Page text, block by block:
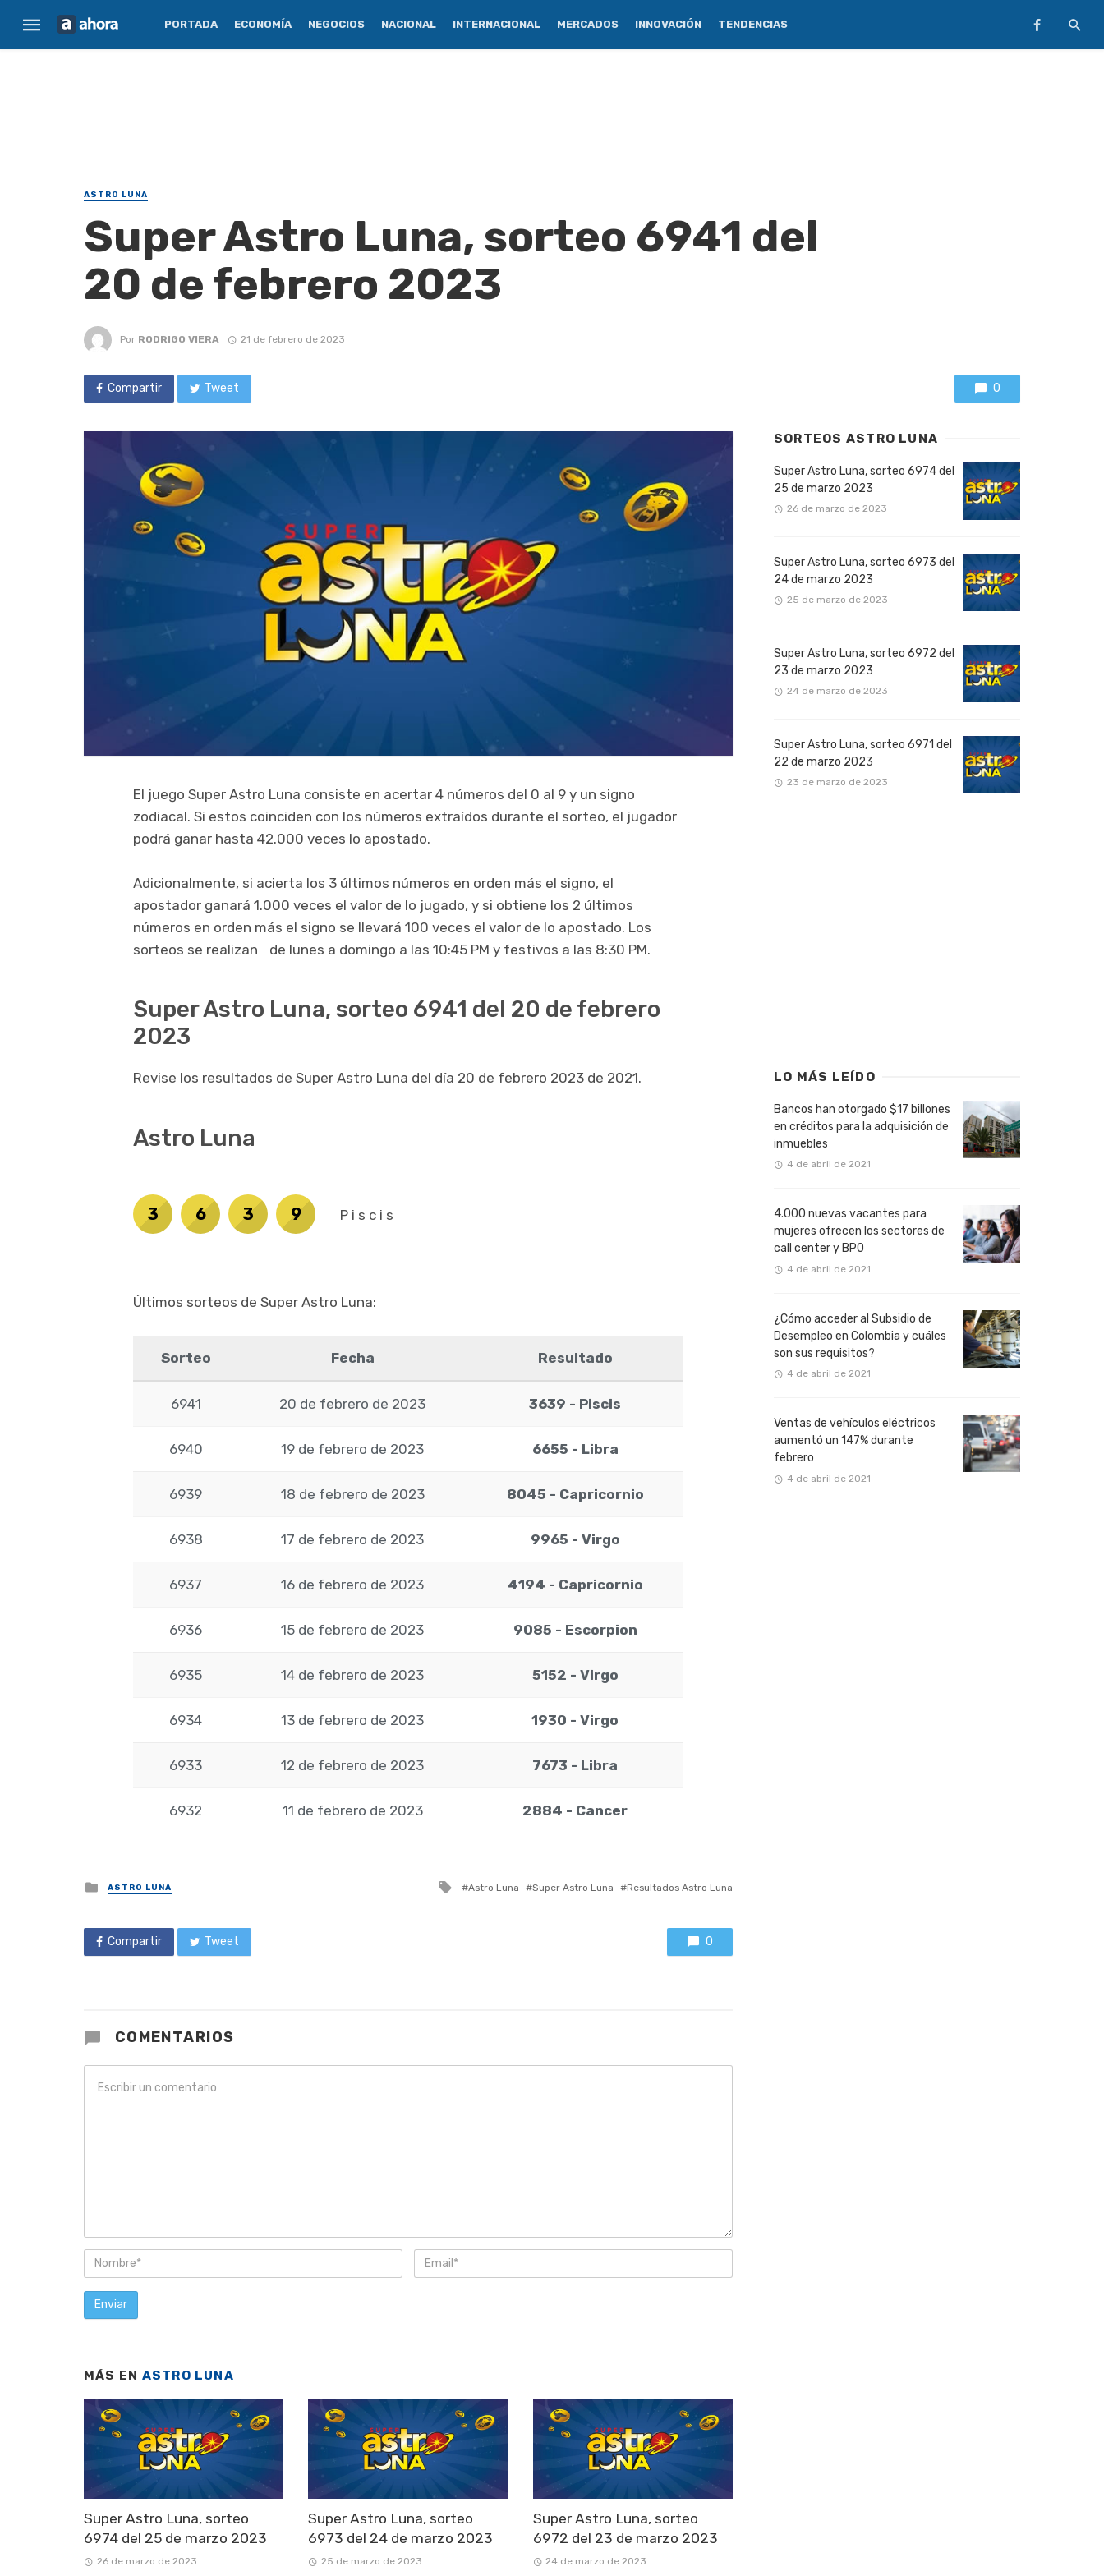
PORTADA ECONOMÍA NEGOCIOS NACIONAL INTERNACIONAL MERCADOS INNOVACIÓN TENDENCIAS
ASTRO LUNA
Super Astro Luna, sorteo 6941 del
20 de febrero 2023
Por RODRIGO VIERA 21 de febrero de 2023
Compartir Tweet 0
El juego Super Astro Luna consiste en acertar 4 números del 0 al 9 y un signo
zodiacal. Si estos coinciden con los números extraídos durante el sorteo, el jugador
podrá ganar hasta 42.000 veces lo apostado.
Adicionalmente, si acierta los 3 últimos números en orden más el signo, el
apostador ganará 1.000 veces el valor de lo jugado, y si obtiene los 2 últimos
números en orden más el signo se llevará 100 veces el valor de lo apostado. Los
sorteos se realizan de lunes a domingo a las 10:45 PM y festivos a las 8:30 PM.
Super Astro Luna, sorteo 6941 del 20 de febrero
2023
Revise los resultados de Super Astro Luna del día 20 de febrero 2023 de 2021.
Astro Luna
3 6 3 9 Piscis
Últimos sorteos de Super Astro Luna:
Sorteo Fecha Resultado
6941 20 de febrero de 2023 3639 - Piscis
6940 19 de febrero de 2023 6655 - Libra
6939 18 de febrero de 2023 8045 - Capricornio
6938 17 de febrero de 2023 9965 - Virgo
6937 16 de febrero de 2023 4194 - Capricornio
6936 15 de febrero de 2023 9085 - Escorpion
6935 14 de febrero de 2023 5152 - Virgo
6934 13 de febrero de 2023 1930 - Virgo
6933 12 de febrero de 2023 7673 - Libra
6932 11 de febrero de 2023 2884 - Cancer
Posted
in
ASTRO LUNA
Tagged
Astro Luna Super Astro Luna Resultados Astro Luna
Compartir Tweet 0
COMENTARIOS
MÁS EN ASTRO LUNA
Super Astro Luna, sorteo
6974 del 25 de marzo 2023
26 de marzo de 2023
Super Astro Luna, sorteo
6973 del 24 de marzo 2023
25 de marzo de 2023
Super Astro Luna, sorteo
6972 del 23 de marzo 2023
24 de marzo de 2023
SORTEOS ASTRO LUNA
Super Astro Luna, sorteo 6974 del
25 de marzo 2023
26 de marzo de 2023
Super Astro Luna, sorteo 6973 del
24 de marzo 2023
25 de marzo de 2023
Super Astro Luna, sorteo 6972 del
23 de marzo 2023
24 de marzo de 2023
Super Astro Luna, sorteo 6971 del
22 de marzo 2023
23 de marzo de 2023
LO MÁS LEÍDO
Bancos han otorgado $17 billones
en créditos para la adquisición de
inmuebles
4 de abril de 2021
4.000 nuevas vacantes para
mujeres ofrecen los sectores de
call center y BPO
4 de abril de 2021
¿Cómo acceder al Subsidio de
Desempleo en Colombia y cuáles
son sus requisitos?
4 de abril de 2021
Ventas de vehículos eléctricos
aumentó un 147% durante
febrero
4 de abril de 2021